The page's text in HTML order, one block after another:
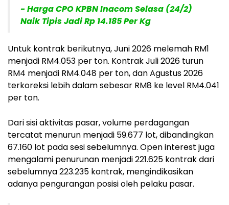
- Harga CPO KPBN Inacom Selasa (24/2)
Naik Tipis Jadi Rp 14.185 Per Kg
Untuk kontrak berikutnya, Juni 2026 melemah RM1
menjadi RM4.053 per ton. Kontrak Juli 2026 turun
RM4 menjadi RM4.048 per ton, dan Agustus 2026
terkoreksi lebih dalam sebesar RM8 ke level RM4.041
per ton.
Dari sisi aktivitas pasar, volume perdagangan
tercatat menurun menjadi 59.677 lot, dibandingkan
67.160 lot pada sesi sebelumnya. Open interest juga
mengalami penurunan menjadi 221.625 kontrak dari
sebelumnya 223.235 kontrak, mengindikasikan
adanya pengurangan posisi oleh pelaku pasar.